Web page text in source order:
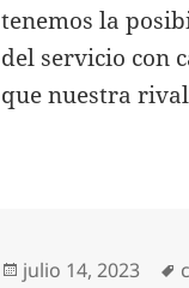
tenemos la
del servicio con
que nuestra
Publicado
julio 14, 2023